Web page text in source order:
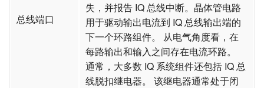
总线端口
失，并报告 IQ 总线中断。晶体管电路
用于驱动输出电流到 IQ 总线输出端的
下一个环路组件。 从电气角度看，在
每路输出和输入之间存在电流环路。
通常，大多数 IQ 系统组件还包括 IQ 总
线脱扣继电器。 该继电器通常处于闭